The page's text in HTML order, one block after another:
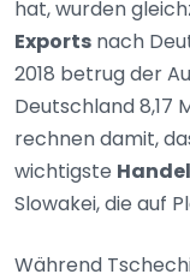
hat, wurden
Exports nach
2018 betrug der
Deutschland 8,17
rechnen damit,
wichtigste
Slowakei, die auf
Während